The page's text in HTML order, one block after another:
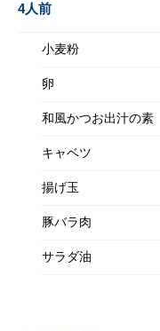
4人前
小麦粉
卵
和風かつお出汁の素
キャベツ
揚げ玉
豚バラ肉
サラダ油